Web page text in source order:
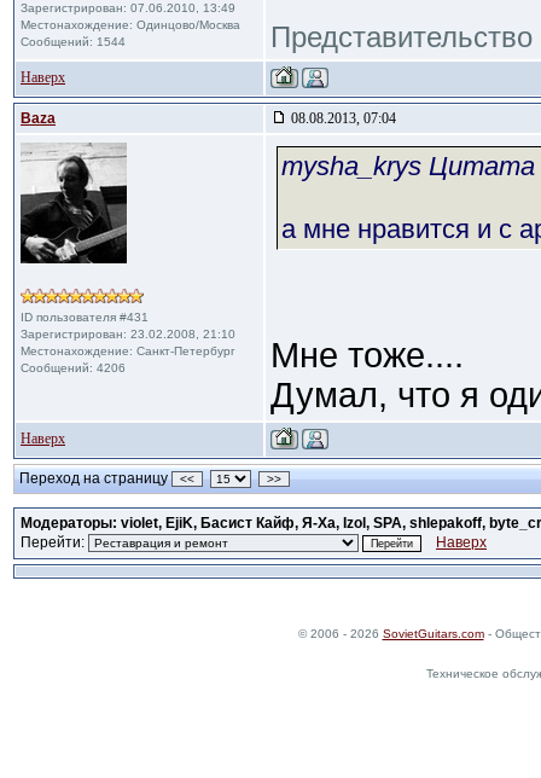
Зарегистрирован: 07.06.2010, 13:49
Местонахождение: Одинцово/Москва
Сообщений: 1544
Наверх
Baza 08.08.2013, 07:04
ID пользователя #431
Зарегистрирован: 23.02.2008, 21:10
Местонахождение: Санкт-Петербург
Сообщений: 4206
mysha_krys Цитата
а мне нравится и с
Мне тоже....
Думал, что я
Наверх
Переход на страницу << >>
Модераторы: violet, EjiK, Басист Кайф, Я-Ха, Izol, SPA, shlepakoff,
Перейти:
Наверх
© 2006 - 2026 SovietGuitars.com-
Техническое